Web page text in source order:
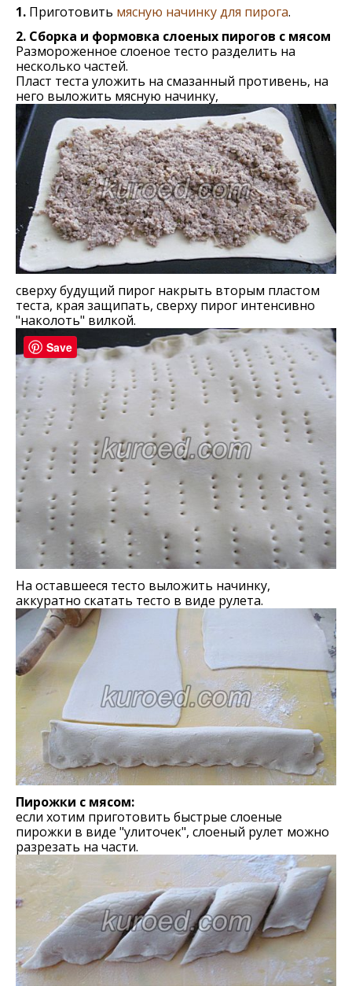
1. Приготовить мясную начинку для пирога.
2. Сборка и формовка слоеных пирогов с мясом
Размороженное слоеное тесто разделить на
несколько частей.
Пласт теста уложить на смазанный противень, на
него выложить мясную начинку,
сверху будущий пирог накрыть вторым пластом
теста, края защипать, сверху пирог интенсивно
"наколоть" вилкой.
На оставшееся тесто выложить начинку,
аккуратно скатать тесто в виде рулета.
Пирожки с мясом:
если хотим приготовить быстрые слоеные
пирожки в виде "улиточек", слоеный рулет можно
разрезать на части.
Save